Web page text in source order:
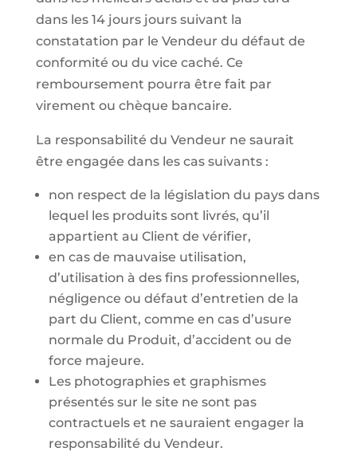
dans les 14 jours jours suivant la
constatation par le Vendeur du défaut de
conformité ou du vice caché. Ce
remboursement pourra être fait par
virement ou chèque bancaire.
La responsabilité du Vendeur ne saurait
être engagée dans les cas suivants :
non respect de la législation du pays dans
lequel les produits sont livrés, qu’il
appartient au Client de vérifier,
en cas de mauvaise utilisation,
d’utilisation à des fins professionnelles,
négligence ou défaut d’entretien de la
part du Client, comme en cas d’usure
normale du Produit, d’accident ou de
force majeure.
Les photographies et graphismes
présentés sur le site ne sont pas
contractuels et ne sauraient engager la
responsabilité du Vendeur.